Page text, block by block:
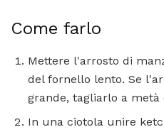
Come farlo
Mettere l'arrosto di
del fornello lento. Se
grande, tagliarlo a metà
In una ciotola unire